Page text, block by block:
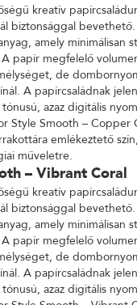
kreatív
biztonsággal bevethető.
amely minimálisan
papír megfelelő
de
A papírcsaládnak
azaz digitális
Style Smooth –
emlékeztető
műveletre.
– Vibrant Coral
kreatív
biztonsággal bevethető.
amely minimálisan
papír megfelelő
de
A papírcsaládnak
azaz digitális